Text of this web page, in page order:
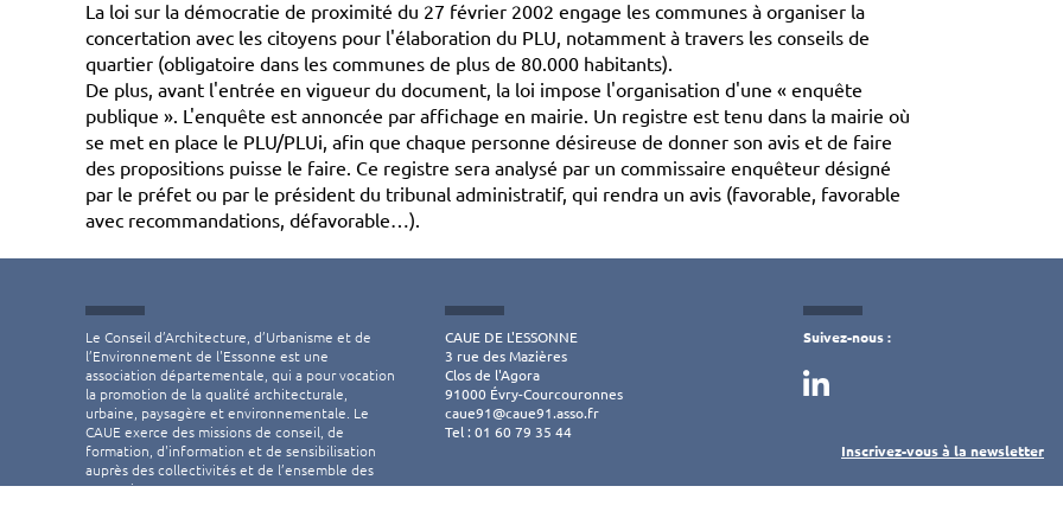
La loi sur la démocratie de proximité du 27 février 2002 engage les communes à organiser la
concertation avec les citoyens pour l'élaboration du PLU, notamment à travers les conseils de
quartier (obligatoire dans les communes de plus de 80.000 habitants).
De plus, avant l'entrée en vigueur du document, la loi impose l'organisation d'une « enquête
publique ». L'enquête est annoncée par affichage en mairie. Un registre est tenu dans la mairie où
se met en place le PLU/PLUi, afin que chaque personne désireuse de donner son avis et de faire
des propositions puisse le faire. Ce registre sera analysé par un commissaire enquêteur désigné
par le préfet ou par le président du tribunal administratif, qui rendra un avis (favorable, favorable
avec recommandations, défavorable…).
Le Conseil d’Architecture, d’Urbanisme et de
l’Environnement de l'Essonne est une
association départementale, qui a pour vocation
la promotion de la qualité architecturale,
urbaine, paysagère et environnementale. Le
CAUE exerce des missions de conseil, de
formation, d'information et de sensibilisation
auprès des collectivités et de l’ensemble des
essonniens.
CAUE DE L'ESSONNE
3 rue des Mazières
Clos de l'Agora
91000 Évry-Courcouronnes
caue91@caue91.asso.fr
Tel : 01 60 79 35 44
Suivez-nous :
Inscrivez-vous à la newsletter